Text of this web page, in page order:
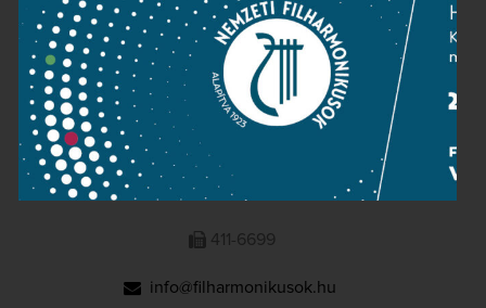
NATIONAL PHILHARMONIC
1095 Budapest, Komor Marcell u. 1. (Müpa)
411-6600
411-6699
info@filharmonikusok.hu